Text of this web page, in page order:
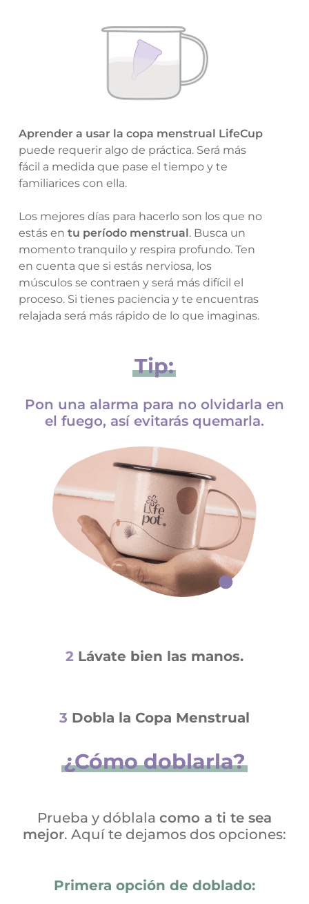
Aprender a usar la copa menstrual LifeCup
puede requerir algo de práctica. Será más
fácil a medida que pase el tiempo y te
familiarices con ella.
Los mejores días para hacerlo son los que no
estás entu período menstrual . Busca un
momento tranquilo y respira profundo. Ten
en cuenta que si estás nerviosa, los
músculos se contraen y será más difícil el
proceso. Si tienes paciencia y te encuentras
relajada será más rápido de lo que imaginas.
Tip:
Pon una alarma para no olvidarla en
el fuego, así evitarás quemarla.
2 Lávate bien las manos.
3 Dobla la Copa Menstrual
¿Cómo doblarla?
Prueba y dóblala como a ti te sea
mejor. Aquí te dejamos dos opciones:
Primera opción de doblado: